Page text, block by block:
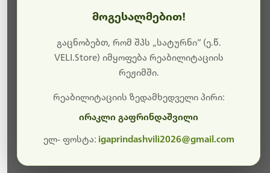
ბოდიშს გიხდით შეფერხებისთვის. ამჟამად
მიმდინარეობს საიტის განახლება და ტექნიკური
სამუშაოები.
მალე ისევ ხელმისაწვდომი იქნება. გმადლობთ
მოგესალმებით!
გაცნობებთ, რომ შპს „სატურნი“ (ე.წ.
VELI.Store) იმყოფება რეაბილიტაციის
რეჟიმში.
რეაბილიტაციის ზედამხედველი პირი:
ირაკლი გაფრინდაშვილი
ელ- ფოსტა: igaprindashvili2026@gmail.com